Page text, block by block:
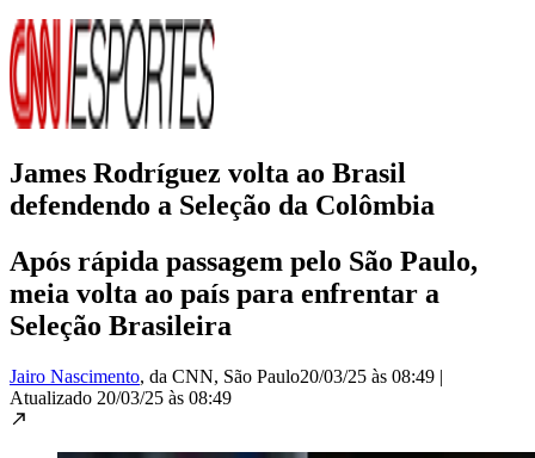
James Rodríguez volta ao Brasil
defendendo a Seleção da Colômbia
Após rápida passagem pelo São Paulo,
meia volta ao país para enfrentar a
Seleção Brasileira
Jairo Nascimento, da CNN, São Paulo20/03/25 às 08:49 |
Atualizado 20/03/25 às 08:49